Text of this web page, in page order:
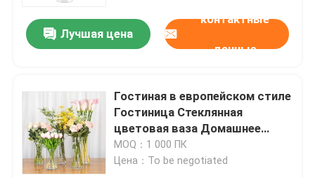
Лучшая цена
контактные
данные
Гостиная в европейском стиле
Гостиница Стеклянная
цветовая ваза Домашнее
убранство Стеклянная ваза
MOQ：1 000 ПК
Цена：To be negotiated